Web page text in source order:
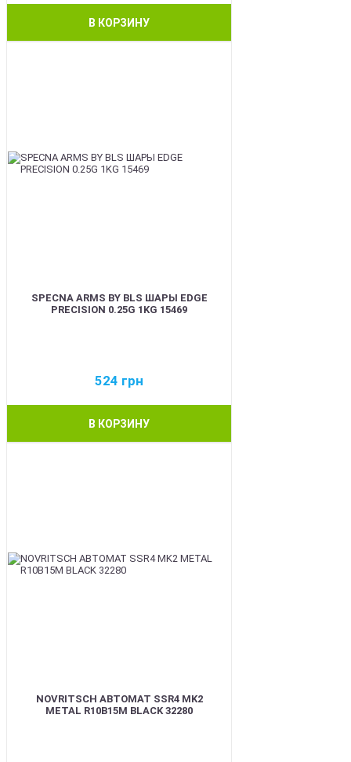
В КОРЗИНУ
SPECNA ARMS BY BLS ШАРЫ EDGE
PRECISION 0.25G 1KG 15469
524 грн
В КОРЗИНУ
NOVRITSCH АВТОМАТ SSR4 MK2
METAL R10B15M BLACK 32280